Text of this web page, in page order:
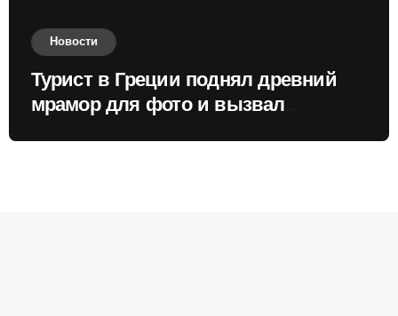
Новости
Турист в Греции поднял древний
мрамор для фото и вызвал